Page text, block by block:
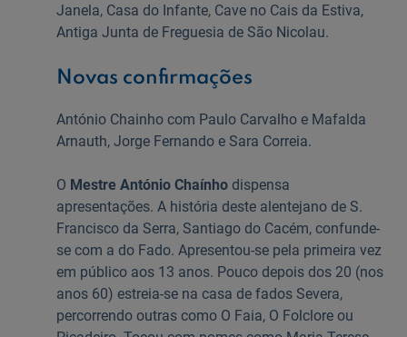
Janela, Casa do Infante, Cave no Cais da Estiva,
Antiga Junta de Freguesia de São Nicolau.
Novas confirmações
António Chainho com Paulo Carvalho e Mafalda
Arnauth, Jorge Fernando e Sara Correia.
O Mestre António Chaínho dispensa
apresentações. A história deste alentejano de S.
Francisco da Serra, Santiago do Cacém, confunde-
se com a do Fado. Apresentou-se pela primeira vez
em público aos 13 anos. Pouco depois dos 20 (nos
anos 60) estreia-se na casa de fados Severa,
percorrendo outras como O Faia, O Folclore ou